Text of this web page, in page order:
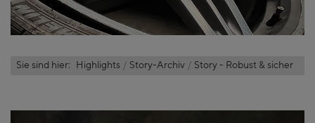
Sie sind hier: Highlights Story-Archiv Story - Robust & sicher